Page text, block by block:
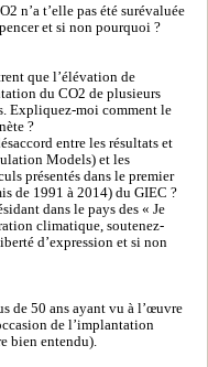
n’a t’elle pas été surévaluée
et si non pourquoi ?
que l’élévation de
du CO2 de plusieurs
Expliquez-moi comment le
?
entre les résultats et
Models) et les
présentés dans le premier
de 1991 à 2014) du GIEC ?
dans le pays des « Je
climatique, soutenez-
d’expression et si non
de 50 ans ayant vu à l’œuvre
de l’implantation
bien entendu).